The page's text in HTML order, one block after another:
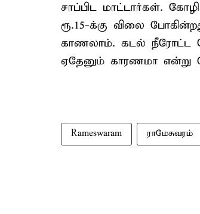
சாப்பிட மாட்டார்கள்.
ரூ.15-க்கு விலை
காணலாம். கடல் நீரோட்ட
ஏதேனும் காரணமா என்று
Rameswaram ராமேசுவரம்